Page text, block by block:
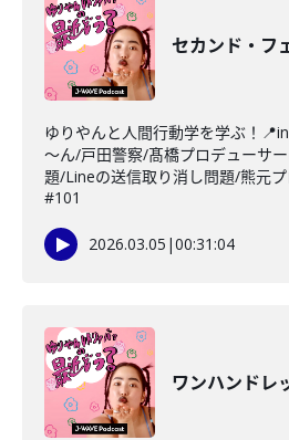
セカンド・フ
ゆりやんと人間行動学を学ぶ！
～ん/戸田警察/髙橋プロデューサ
題/Lineの送信取り消し問題/熊元
#101
2026.03.05 |00:31:04
ワンハンドレ